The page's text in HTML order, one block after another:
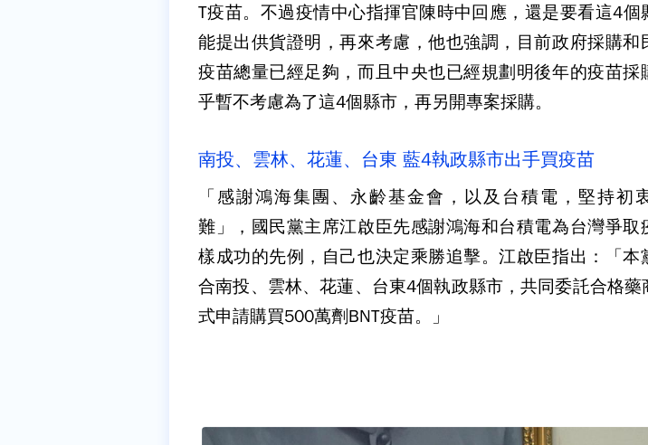
T疫苗。不過疫情中心指揮官陳時中回應，還是要看這4個
能提出供貨證明，再來考慮，他也強調，目前政府採購和
疫苗總量已經足夠，而且中央也已經規劃明後年的疫苗採
乎暫不考慮為了這4個縣市，再另開專案採購。
南投、雲林、花蓮、台東 藍4執政縣市出手買疫苗
「感謝鴻海集團、永齡基金會，以及台積電，堅持初
難」，國民黨主席江啟臣先感謝鴻海和台積電為台灣爭取
樣成功的先例，自己也決定乘勝追擊。江啟臣指出：「本
合南投、雲林、花蓮、台東4個執政縣市，共同委託合格藥
式申請購買500萬劑BNT疫苗。」